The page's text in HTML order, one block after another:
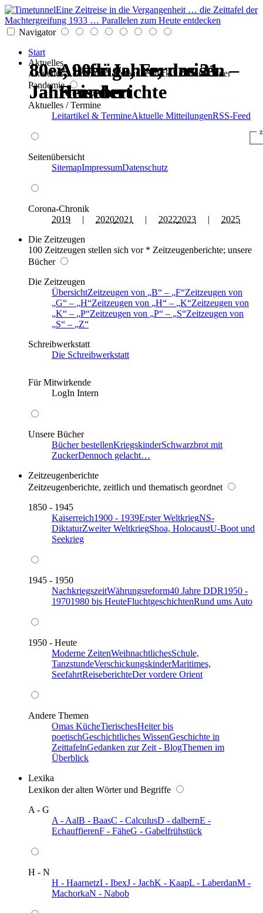
Eine Zeitreise in die Vergangenheit … die Zeittafel der
Machtergreifung 1933 … Parallelen zum Heute entdecken
Navigator
Start
Aktuelles
Aktuelles * Termine * Seitenüberblick * Chronik einer
Pandemie
Aktuelles / Termine
Leitartikel & TermineAktuelle MitteilungenRSS-Feed
Seitenübersicht
SitemapImpressumDatenschutz
Corona-Chronik
2019 | 20202021 | 20222023 | 2025
Die Zeitzeugen
100 Zeitzeugen stellen sich vor * Zeitzeugenberichte; unsere
Bücher
Die Zeitzeugen
ÜbersichtZeitzeugen von B – F Zeitzeugen von
G
– H Zeitzeugen von H – K Zeitzeugen von
K
– P Zeitzeugen von P – S Zeitzeugen von
S
–
Z
Schreibwerkstatt
Die Schreibwerkstatt
Für Mitwirkende
LogIn Intern
Unsere Bücher
Bücher bestellenKriegskinderSchwarzbrot mit
ZuckerDennoch gelacht…
Zeitzeugenberichte
Zeitzeugenberichte, zeitlich und thematisch geordnet
1850 - 1945
Kaiserreich1900 - 1939Erster WeltkriegNS-
DiktaturZweiter WeltkriegShoa, HolocaustU-Boot und
Seekrieg
1945 - 1950
NachkriegszeitWährungsreform40 Jahre DDR1950 -
19701980 bis HeuteFluchtgeschichtenRund ums Auto
1950 - Heute
Moderne ZeitenWeihnachtlichesSchule,
TanzstundeVerschickungskinderMaritimes,
SeefahrtReiseberichteDer vordere Orient
Andere Themen
Omas KücheTierischesHeiter bis
poetischGeschichtliches WissenGeschichte in
ZeittafelnGedanken zur Zeit - BlogThemen im
Überblick
Lexika
Lexikon der alten Wörter und Begriffe
A - G
A - AalB - BaasC - CalculusD - dalbernE -
EchauffierenF - FäheG - Gabelfrühstück
H - N
H - HaarnetzI - IbexJ - JachK - KaapL - LaberdanM -
MachorkaN - Nabob
80er, 90er Jahre; das 21.
Jahrhundert
Ausflüge, Fernreisen –
Reiseberichte
80er, 90er Jahre; das 21.
Jahrhundert
80er, 90er Jahre; das 21.
Jahrhundert
Ausflüge, Fernreisen –
Reiseberichte
80er, 90er Jahre; das 21.
Jahrhundert